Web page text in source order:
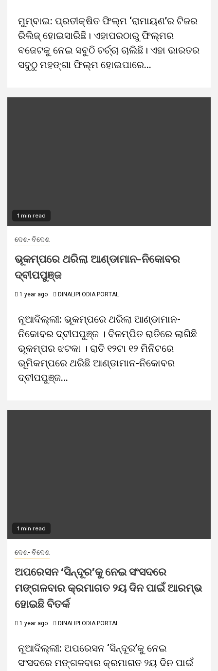
ମୁମ୍ବାଇ: ପ୍ରତୀକ୍ଷିତ ଫିଲ୍ମ ‘ରାମାୟଣ’ର ଟିଜର
ରିଲିଜ୍ ହୋଇସାରିଛି। ଏହାପରଠାରୁ ଫିଲ୍ମର
ବଜେଟକୁ ନେଇ ସବୁଠି ଚର୍ଚ୍ଚା ଚାଲିଛି। ଏହା ଭାରତର
ସବୁଠୁ ମହଙ୍ଗା ଫିଲ୍ମ ହୋଇପାରେ...
1 min read
ଦେଶ- ବିଦେଶ
ଭୂକମ୍ପରେ ଥରିଲା ଆଣ୍ଡାମାନ-ନିକୋବର
ଦ୍ବୀପପୁଞ୍ଜ
1 year ago DINALIPI ODIA PORTAL
ନୂଆଦିଲ୍ଲୀ: ଭୂକମ୍ପରେ ଥରିଲା ଆଣ୍ଡାମାନ-
ନିକୋବର ଦ୍ବୀପପୁଞ୍ଜ । ବିଳମ୍ପିତ ରାତିରେ ଲାଗିଛି
ଭୂକମ୍ପର ଝଟକା । ରାତି ୧୨ଟା ୧୨ ମିନିଟରେ
ଭୂମିକମ୍ପରେ ଥରିଛି ଆଣ୍ଡାମାନ-ନିକୋବର
ଦ୍ବୀପପୁଞ୍ଜ...
1 min read
ଦେଶ- ବିଦେଶ
ଅପରେସନ ‘ସିନ୍ଦୂର’କୁ ନେଇ ସଂସଦରେ
ମଙ୍ଗଳବାର କ୍ରମାଗତ ୨ୟ ଦିନ ପାଇଁ ଆରମ୍ଭ
ହୋଇଛି ବିତର୍କ
1 year ago DINALIPI ODIA PORTAL
ନୂଆଦିଲ୍ଲୀ: ଅପରେସନ ‘ସିନ୍ଦୂର’କୁ ନେଇ
ସଂସଦରେ ମଙ୍ଗଳବାର କ୍ରମାଗତ ୨ୟ ଦିନ ପାଇଁ